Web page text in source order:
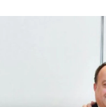
11:11 MANŞET